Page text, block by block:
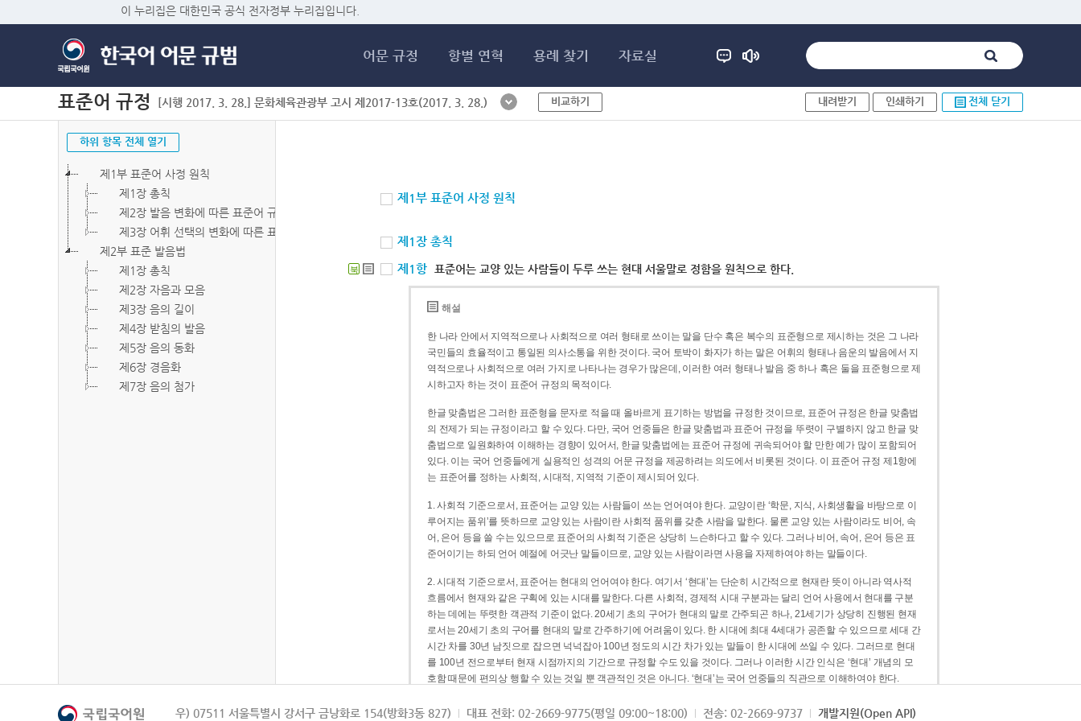
이 누리집은 대한민국 공식 전자정부 누리집입니다.
어문 규정 항별 연혁 용례 찾기 자료실
표준어 규정 [시행 2017. 3. 28.] 문화체육관광부 고시 제2017-13호(2017. 3. 28.) 비교하기 내려받기 인쇄하기 전체 닫기
하위 항목 전체 열기
제1부 표준어 사정 원칙
제1장 총칙
제2장 발음 변화에 따른 표준어 규정
제3장 어휘 선택의 변화에 따른 표준어 규정
제2부 표준 발음법
제1장 총칙
제2장 자음과 모음
제3장 음의 길이
제4장 받침의 발음
제5장 음의 동화
제6장 경음화
제7장 음의 첨가
제1부 표준어 사정 원칙
제1장 총칙
북 제1항 표준어는 교양 있는 사람들이 두루 쓰는 현대 서울말로 정함을 원칙으로 한다.
해설
한 나라 안에서 지역적으로나 사회적으로 여러 형태로 쓰이는 말을 단수 혹은 복수의 표준형으로 제시하는 것은 그 나라
국민들의 효율적이고 통일된 의사소통을 위한 것이다. 국어 토박이 화자가 하는 말은 어휘의 형태나 음운의 발음에서 지
역적으로나 사회적으로 여러 가지로 나타나는 경우가 많은데, 이러한 여러 형태나 발음 중 하나 혹은 둘을 표준형으로 제
시하고자 하는 것이 표준어 규정의 목적이다.
한글 맞춤법은 그러한 표준형을 문자로 적을 때 올바르게 표기하는 방법을 규정한 것이므로, 표준어 규정은 한글 맞춤법
의 전제가 되는 규정이라고 할 수 있다. 다만, 국어 언중들은 한글 맞춤법과 표준어 규정을 뚜렷이 구별하지 않고 한글 맞
춤법으로 일원화하여 이해하는 경향이 있어서, 한글 맞춤법에는 표준어 규정에 귀속되어야 할 만한 예가 많이 포함되어
있다. 이는 국어 언중들에게 실용적인 성격의 어문 규정을 제공하려는 의도에서 비롯된 것이다. 이 표준어 규정 제1항에
는 표준어를 정하는 사회적, 시대적, 지역적 기준이 제시되어 있다.
1. 사회적 기준으로서, 표준어는 교양 있는 사람들이 쓰는 언어여야 한다. 교양이란 ‘학문, 지식, 사회생활을 바탕으로 이
루어지는 품위’를 뜻하므로 교양 있는 사람이란 사회적 품위를 갖춘 사람을 말한다. 물론 교양 있는 사람이라도 비어, 속
어, 은어 등을 쓸 수는 있으므로 표준어의 사회적 기준은 상당히 느슨하다고 할 수 있다. 그러나 비어, 속어, 은어 등은 표
준어이기는 하되 언어 예절에 어긋난 말들이므로, 교양 있는 사람이라면 사용을 자제하여야 하는 말들이다.
2. 시대적 기준으로서, 표준어는 현대의 언어여야 한다. 여기서 ‘현대’는 단순히 시간적으로 현재란 뜻이 아니라 역사적
흐름에서 현재와 같은 구획에 있는 시대를 말한다. 다른 사회적, 경제적 시대 구분과는 달리 언어 사용에서 현대를 구분
하는 데에는 뚜렷한 객관적 기준이 없다. 20세기 초의 구어가 현대의 말로 간주되곤 하나, 21세기가 상당히 진행된 현재
로서는 20세기 초의 구어를 현대의 말로 간주하기에 어려움이 있다. 한 시대에 최대 4세대가 공존할 수 있으므로 세대 간
시간 차를 30년 남짓으로 잡으면 넉넉잡아 100년 정도의 시간 차가 있는 말들이 한 시대에 쓰일 수 있다. 그러므로 현대
를 100년 전으로부터 현재 시점까지의 기간으로 규정할 수도 있을 것이다. 그러나 이러한 시간 인식은 ‘현대’ 개념의 모
호함 때문에 편의상 행할 수 있는 것일 뿐 객관적인 것은 아니다. ‘현대’는 국어 언중들의 직관으로 이해하여야 한다.
3. 지역적 기준으로서, 표준어는 서울말이어야 한다. 이는 표준어의 공용어적 성격을 가장 크게 드러내 주는 기준이다.
우) 07511 서울특별시 강서구 금낭화로 154(방화3동 827) 대표 전화: 02-2669-9775(평일 09:00~18:00) 전송: 02-2669-9737 개발지원(Open API)